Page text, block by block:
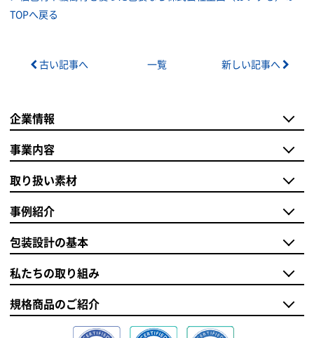
TOPへ戻る
古い記事へ 一覧 新しい記事へ
企業情報
事業内容
取り扱い素材
事例紹介
包装設計の基本
私たちの取り組み
規格商品のご紹介